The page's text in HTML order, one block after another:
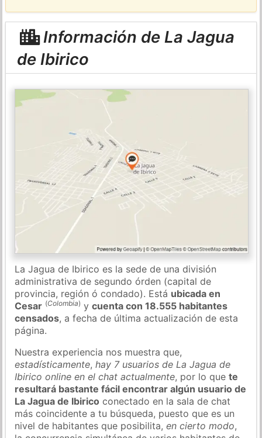
Información de La Jagua
de Ibirico
La Jagua de Ibirico es la sede de una división
administrativa de segundo órden (capital de
provincia, región ó condado). Está ubicada en
Cesar (Colombia) ycuenta con 18.555 habitantes
censados, a fecha de última actualización de esta
página.
Nuestra experiencia nos muestra que,
estadísticamente,hay 7 usuarios de La Jagua de
Ibirico online en el chat actualmente, por lo quete
resultará bastante fácil encontrar algún usuario de
La Jagua de Ibirico conectado en la sala de chat
más coincidente a tu búsqueda, puesto que es un
nivel de habitantes que posibilita,en cierto modo,